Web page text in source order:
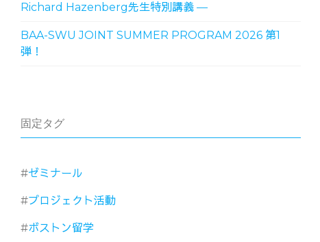
Richard Hazenberg先生特別講義 ―
BAA-SWU JOINT SUMMER PROGRAM 2026 第1
弾！
固定タグ
ゼミナール
プロジェクト活動
ボストン留学